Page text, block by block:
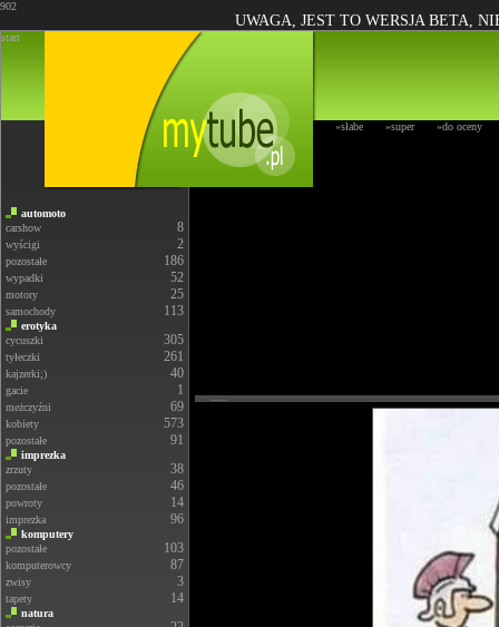
902
UWAGA, JEST TO WERSJA BETA,
start
»słabe »super »do oceny
automoto
carshow
8
wyścigi 2
pozostałe 186
wypadki 52
motory 25
samochody 113
erotyka
cycuszki
305
tyłeczki 261
kajzerki;) 40
gacie 1
meżczyźni 69
kobiety 573
pozostałe 91
imprezka
zrzuty
38
pozostałe 46
powroty 14
imprezka 96
komputery
pozostałe
103
komputerowcy 87
zwisy 3
tapety 14
natura